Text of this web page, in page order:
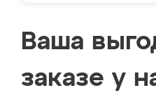
Ваша
заказе у